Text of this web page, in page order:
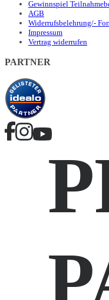
Gewinnspiel
AGB
Widerrufsbelehrung/-
Impressum
Vertrag widerrufen
PARTNER